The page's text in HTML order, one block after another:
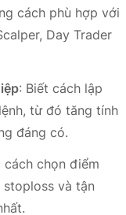
cách phù hợp với
Day Trader
: Biết cách lập
từ đó tăng tính
đáng có.
cách chọn điểm
và tận